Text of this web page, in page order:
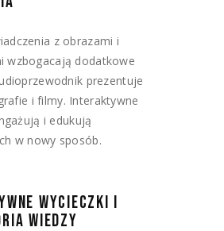
z obrazami i
wzbogacają dodatkowe
prezentuje
i filmy. Interaktywne
i edukują
w nowy sposób.
WYCIECZKI I
WIEDZY